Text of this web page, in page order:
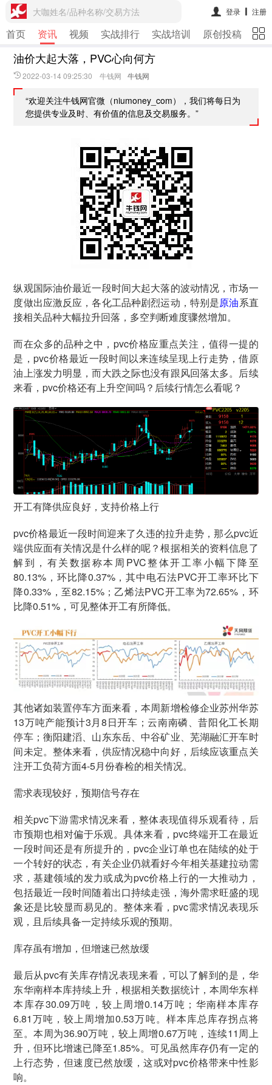
大咖姓名/品种名称/交易方法 登录 注册
首页 资讯 视频 实战排行 实战培训 原创投稿 期
油价大起大落，PVC心向何方
2022-03-14 09:25:30 牛钱网 牛钱网
“欢迎关注牛钱网官微（niumoney_com），我们将每日为
您提供专业及时、有价值的信息及交易服务。”
纵观国际油价最近一段时间大起大落的波动情况，市场一
度做出应激反应，各化工品种剧烈运动，特别是原油系直
接相关品种大幅拉升回落，多空判断难度骤然增加。
而在众多的品种之中，pvc价格应重点关注，值得一提的
是，pvc价格最近一段时间以来连续呈现上行走势，借原
油上涨发力明显，而大跌之际也没有跟风回落太多。后续
来看，pvc价格还有上升空间吗？后续行情怎么看呢？
开工有降供应良好，支持价格上行
pvc价格最近一段时间迎来了久违的拉升走势，那么pvc近
端供应面有关情况是什么样的呢？根据相关的资料信息了
解到，有关数据称本周PVC整体开工率小幅下降至
80.13%，环比降0.37%，其中电石法PVC开工率环比下
降0.33%，至82.15%；乙烯法PVC开工率为72.65%，环
比降0.51%，可见整体开工有所降低。
其他诸如装置停车方面来看，本周新增检修企业苏州华苏
13万吨产能预计3月8日开车；云南南磷、昔阳化工长期
停车；衡阳建滔、山东东岳、中谷矿业、芜湖融汇开车时
间未定。整体来看，供应情况稳中向好，后续应该重点关
注开工负荷方面4-5月份春检的相关情况。
需求表现较好，预期信号存在
相关pvc下游需求情况来看，整体表现值得乐观看待，后
市预期也相对偏于乐观。具体来看，pvc终端开工在最近
一段时间还是有所提升的，pvc企业订单也在陆续的处于
一个转好的状态，有关企业仍就看好今年相关基建拉动需
求，基建领域的发力或成为pvc价格上行的一大推动力，
包括最近一段时间随着出口持续走强，海外需求旺盛的现
象还是比较显而易见的。整体来看，pvc需求情况表现乐
观，且后续具备一定持续乐观的预期。
库存虽有增加，但增速已然放缓
最后从pvc有关库存情况表现来看，可以了解到的是，华
东华南样本库持续上升，根据相关数据统计，本周华东样
本库存30.09万吨，较上周增0.14万吨；华南样本库存
6.81万吨，较上周增加0.53万吨。样本库总库存拐点将
至。本周为36.90万吨，较上周增0.67万吨，连续11周上
升，但环比增速已降至1.85%。可见虽然库存仍有一定的
上行态势，但速度已然放缓，这或对pvc价格带来中性影
响。